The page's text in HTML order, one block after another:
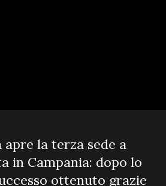
la terza sede a
in Campania: dopo lo
ottenuto grazie